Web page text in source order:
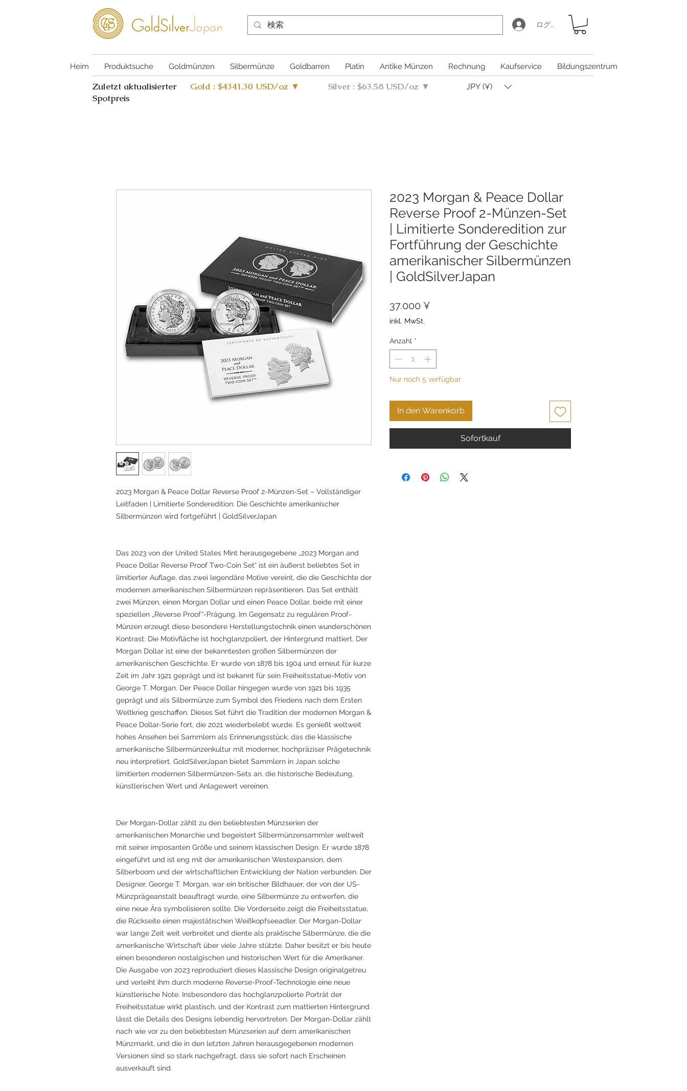
ログイン
Heim Produktsuche Goldmünzen Silbermünze Goldbarren Platin Antike Münzen Rechnung Kaufservice Bildungszentrum
Zuletzt aktualisierter
Spotpreis
Gold : $4341.30 USD/oz ▼ Silver : $63.58 USD/oz ▼ JPY (¥)
2023 Morgan & Peace Dollar Reverse Proof 2-Münzen-Set – Vollständiger
Leitfaden | Limitierte Sonderedition: Die Geschichte amerikanischer
Silbermünzen wird fortgeführt | GoldSilverJapan
Das 2023 von der United States Mint herausgegebene „2023 Morgan and
Peace Dollar Reverse Proof Two-Coin Set“ ist ein äußerst beliebtes Set in
limitierter Auflage, das zwei legendäre Motive vereint, die die Geschichte der
modernen amerikanischen Silbermünzen repräsentieren. Das Set enthält
zwei Münzen, einen Morgan Dollar und einen Peace Dollar, beide mit einer
speziellen „Reverse Proof“-Prägung. Im Gegensatz zu regulären Proof-
Münzen erzeugt diese besondere Herstellungstechnik einen wunderschönen
Kontrast: Die Motivfläche ist hochglanzpoliert, der Hintergrund mattiert. Der
Morgan Dollar ist eine der bekanntesten großen Silbermünzen der
amerikanischen Geschichte. Er wurde von 1878 bis 1904 und erneut für kurze
Zeit im Jahr 1921 geprägt und ist bekannt für sein Freiheitsstatue-Motiv von
George T. Morgan. Der Peace Dollar hingegen wurde von 1921 bis 1935
geprägt und als Silbermünze zum Symbol des Friedens nach dem Ersten
Weltkrieg geschaffen. Dieses Set führt die Tradition der modernen Morgan &
Peace Dollar-Serie fort, die 2021 wiederbelebt wurde. Es genießt weltweit
hohes Ansehen bei Sammlern als Erinnerungsstück, das die klassische
amerikanische Silbermünzenkultur mit moderner, hochpräziser Prägetechnik
neu interpretiert. GoldSilverJapan bietet Sammlern in Japan solche
limitierten modernen Silbermünzen-Sets an, die historische Bedeutung,
künstlerischen Wert und Anlagewert vereinen.
Der Morgan-Dollar zählt zu den beliebtesten Münzserien der
amerikanischen Monarchie und begeistert Silbermünzensammler weltweit
mit seiner imposanten Größe und seinem klassischen Design. Er wurde 1878
eingeführt und ist eng mit der amerikanischen Westexpansion, dem
Silberboom und der wirtschaftlichen Entwicklung der Nation verbunden. Der
Designer, George T. Morgan, war ein britischer Bildhauer, der von der US-
Münzprägeanstalt beauftragt wurde, eine Silbermünze zu entwerfen, die
eine neue Ära symbolisieren sollte. Die Vorderseite zeigt die Freiheitsstatue,
die Rückseite einen majestätischen Weißkopfseeadler. Der Morgan-Dollar
war lange Zeit weit verbreitet und diente als praktische Silbermünze, die die
amerikanische Wirtschaft über viele Jahre stützte. Daher besitzt er bis heute
einen besonderen nostalgischen und historischen Wert für die Amerikaner.
Die Ausgabe von 2023 reproduziert dieses klassische Design originalgetreu
und verleiht ihm durch moderne Reverse-Proof-Technologie eine neue
künstlerische Note. Insbesondere das hochglanzpolierte Porträt der
Freiheitsstatue wirkt plastisch, und der Kontrast zum mattierten Hintergrund
lässt die Details des Designs lebendig hervortreten. Der Morgan-Dollar zählt
nach wie vor zu den beliebtesten Münzserien auf dem amerikanischen
Münzmarkt, und die in den letzten Jahren herausgegebenen modernen
Versionen sind so stark nachgefragt, dass sie sofort nach Erscheinen
ausverkauft sind.
2023 Morgan & Peace Dollar
Reverse Proof 2-Münzen-Set
| Limitierte Sonderedition zur
Fortführung der Geschichte
amerikanischer Silbermünzen
| GoldSilverJapan
37.000 ¥
inkl. MwSt.
Anzahl *
Nur noch 5 verfügbar
In den Warenkorb
Sofortkauf